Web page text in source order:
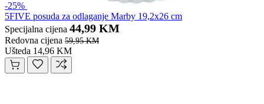
-25%
5FIVE posuda za odlaganje Marby 19,2x26 cm
Specijalna cijena 44,99 KM
Redovna cijena 59,95 KM
Ušteda 14,96 KM